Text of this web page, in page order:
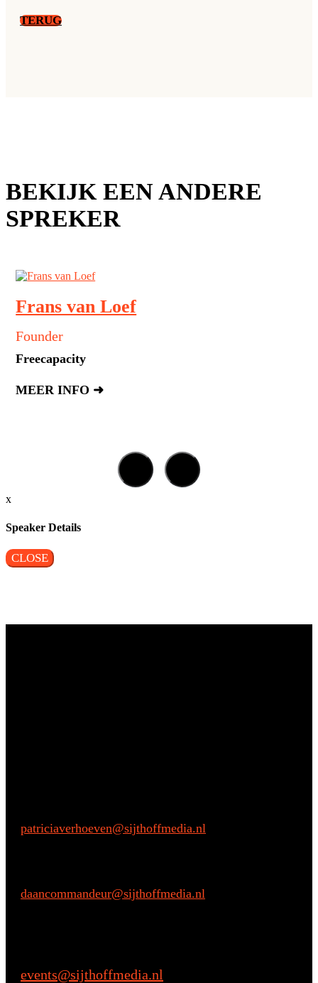
TERUG
BEKIJK EEN ANDERE
SPREKER
Frans van Loef
Founder
Freecapacity
MEER INFO ➜
x
Speaker Details
CLOSE
patriciaverhoeven@sijthoffmedia.nl
daancommandeur@sijthoffmedia.nl
events@sijthoffmedia.nl